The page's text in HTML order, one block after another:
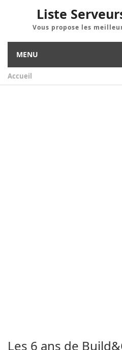
Liste
Vous propose les
MENU
Accueil
Les 6 ans de